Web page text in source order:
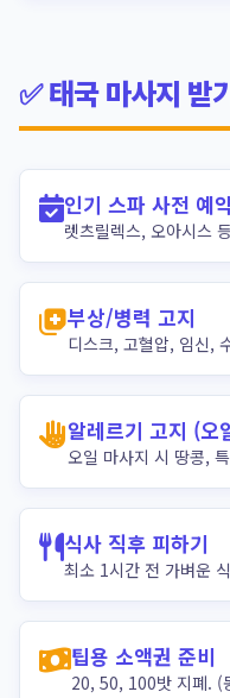
✅ 태국 마사지 받
인기 스파 사전 예
렛츠릴렉스, 오아시스
부상/병력 고지
디스크, 고혈압, 임신,
알레르기 고지 (오
오일 마사지 시 땅콩,
식사 직후 피하기
최소 1시간 전 가벼운
팁용 소액권 준비
20, 50, 100밧 지폐. (